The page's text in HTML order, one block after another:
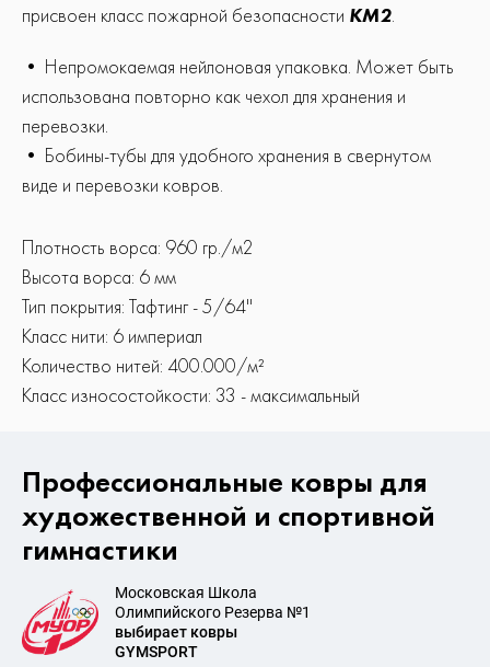
присвоен класс пожарной безопасности КМ2.
• Непромокаемая нейлоновая упаковка. Может быть
использована повторно как чехол для хранения и
перевозки.
• Бобины-тубы для удобного хранения в свернутом
виде и перевозки ковров.
Плотность ворса: 960 гр./м2
Высота ворса: 6 мм
Тип покрытия: Тафтинг - 5/64''
Класс нити: 6 империал
Количество нитей: 400.000/м²
Класс износостойкости: 33 - максимальный
Профессиональные ковры для
художественной и спортивной
гимнастики
Московская Школа
Олимпийского Резерва №1
выбирает ковры
GYMSPORT